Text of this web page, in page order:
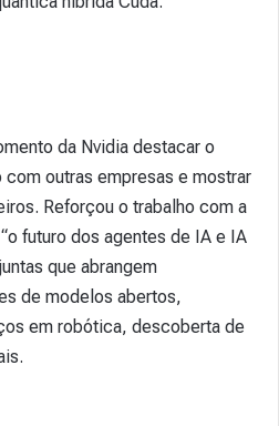
da Nvidia destacar o
outras empresas e mostrar
Reforçou o trabalho com a
futuro dos agentes de IA e IA
que abrangem
de modelos abertos,
em robótica, descoberta de